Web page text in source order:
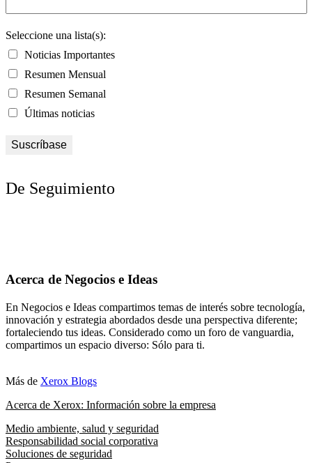
Seleccione una lista(s):
Noticias Importantes
Resumen Mensual
Resumen Semanal
Últimas noticias
De Seguimiento
Acerca de Negocios e Ideas
En Negocios e Ideas compartimos temas de interés sobre tecnología,
innovación y estrategia abordados desde una perspectiva diferente;
fortaleciendo tus ideas. Considerado como un foro de vanguardia,
compartimos un espacio diverso: Sólo para ti.
Más de Xerox Blogs
Acerca de Xerox: Información sobre la empresa
Medio ambiente, salud y seguridad
Responsabilidad social corporativa
Soluciones de seguridad